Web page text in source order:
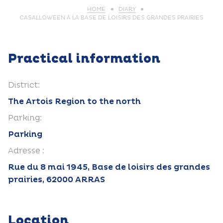
HOME
DIARY
CASALLOWEEN À LA BASE DE LOISIRS DES GRANDES PRAIRIES
Practical information
District:
The Artois Region to the north
Parking:
Parking
Adresse :
Rue du 8 mai 1945, Base de loisirs des grandes
prairies, 62000 ARRAS